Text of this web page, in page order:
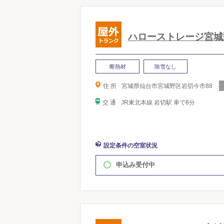
ハローストレージ宮
断熱材 除雪なし
住 所 宮城県仙台市宮城野区岩切今市88
交 通 JR東北本線 岩切駅 車で8分
設定条件の空室状況
申込み受付中